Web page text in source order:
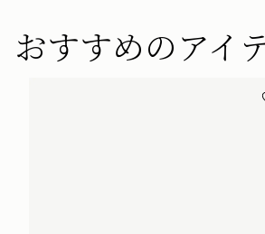
おすすめのアイ